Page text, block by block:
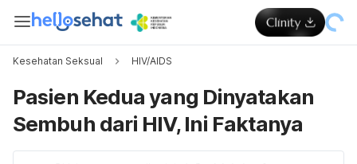
Kesehatan Seksual HIV/AIDS
Pasien Kedua yang Dinyatakan
Sembuh dari HIV, Ini Faktanya